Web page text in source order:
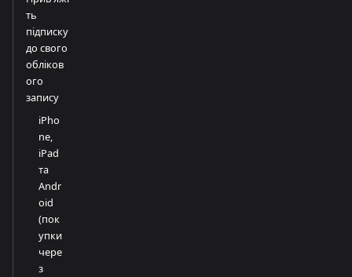
ть
підписку
до свого
обліков
ого
запису
iPho
ne,
iPad
та
Andr
oid
(пок
упки
чере
з